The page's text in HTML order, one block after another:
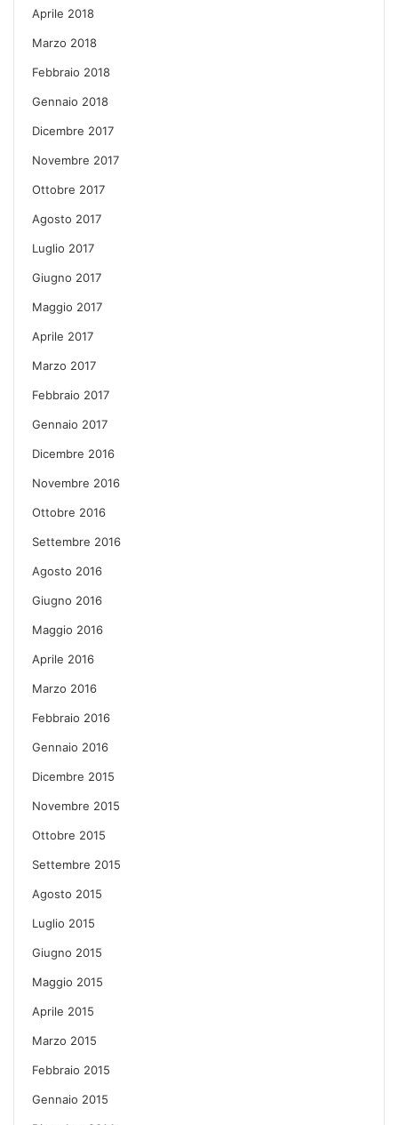
Aprile 2018
Marzo 2018
Febbraio 2018
Gennaio 2018
Dicembre 2017
Novembre 2017
Ottobre 2017
Agosto 2017
Luglio 2017
Giugno 2017
Maggio 2017
Aprile 2017
Marzo 2017
Febbraio 2017
Gennaio 2017
Dicembre 2016
Novembre 2016
Ottobre 2016
Settembre 2016
Agosto 2016
Giugno 2016
Maggio 2016
Aprile 2016
Marzo 2016
Febbraio 2016
Gennaio 2016
Dicembre 2015
Novembre 2015
Ottobre 2015
Settembre 2015
Agosto 2015
Luglio 2015
Giugno 2015
Maggio 2015
Aprile 2015
Marzo 2015
Febbraio 2015
Gennaio 2015